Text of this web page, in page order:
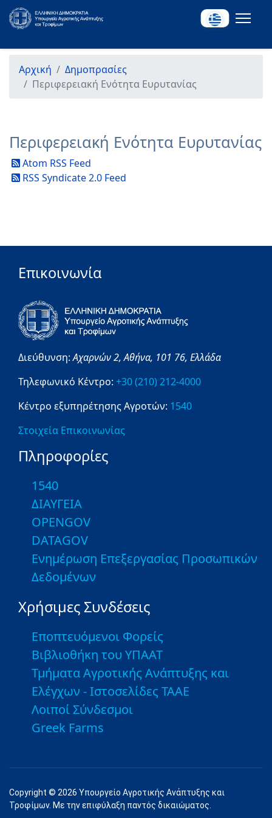
Αρχική
Δημοπρασίες
Περιφερειακή Ενότητα Ευρυτανίας
Περιφερειακή Ενότητα Ευρυτανίας
Atom RSS Feed
RSS Syndicate 2.0 Feed
Επικοινωνία
Διεύθυνση:Αχαρνών 2,Αθήνα, 101 76, Ελλάδα
Τηλεφωνικό Κέντρο: +30 (210) 212-4000
Κέντρο εξυπηρέτησης Αγροτών: 1540
Στοιχεία Επικοινωνίας
Πληροφορίες
1540
ΔΙΑΥΓΕΙΑ
OPENGOV
DATAGOV
Ενημέρωση Επεξεργασίας Προσωπικών
Δεδομένων
Χρήσιμες Συνδέσεις
Εποπτευόμενοι Φορείς
Βιβλιοθήκη του ΥΠΑΑΤ
Τμήματα Αγροτικής Ανάπτυξης και
Ελέγχων - Ιστοσελίδες ΤΑΑΕ
Λοιποί Σύνδεσμοι
Greek Farms
Copyright © 2026 Υπουργείο Αγροτικής Ανάπτυξης και
Τροφίμων. Με την επιφύλαξη παντός δικαιώματος.